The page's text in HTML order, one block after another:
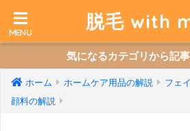
脱毛 with
気になるカテゴリから記
ホーム ホームケア用品の解説 フェ
顔料の解説